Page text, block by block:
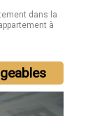
dans la
à